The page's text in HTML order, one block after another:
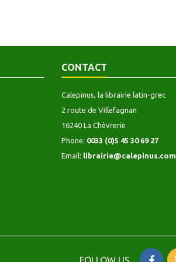
CONTACT
Calepinus, la librairie latin-grec
2 route de Villefagnan
16240 La Chèvrerie
Phone: 0033 (0)5 45 30 69 27
Email: librairie@calepinus.com